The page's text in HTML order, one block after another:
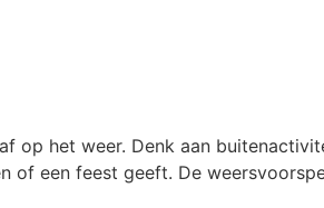
op het weer. Denk aan
een feest geeft. De